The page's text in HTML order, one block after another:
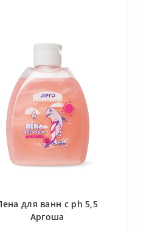
для ванн с ph 5,5
Аргоша